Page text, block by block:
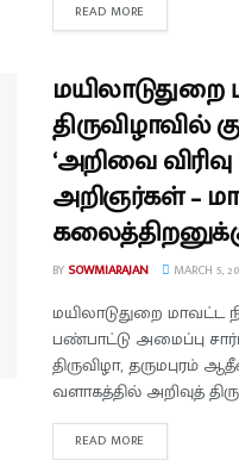
READ MORE
மயிலாடுதுறை
திருவிழாவில்
‘அறிவை
அறிஞர்கள் –
BY SOWMIARAJAN MARCH 5,
மயிலாடுதுறை மாவட்ட
பண்பாட்டு அமைப்பு
திருவிழா, தருமபுரம்
வளாகத்தில் அறிவுத்
READ MORE